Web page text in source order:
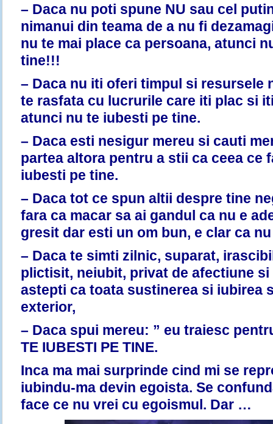
– Daca nu poti spune NU sau cel
nimanui din teama de a nu fi
nu te mai place ca persoana, atunci
tine!!!
– Daca nu iti oferi timpul si resursele
te rasfata cu lucrurile care iti plac si
atunci nu te iubesti pe tine.
– Daca esti nesigur mereu si cauti
partea altora pentru a stii ca ceea ce
iubesti pe tine.
– Daca tot ce spun altii despre tine
fara ca macar sa ai gandul ca nu e
gresit dar esti un om bun, e clar ca
– Daca te simti zilnic, suparat,
plictisit, neiubit, privat de afectiune si
astepti ca toata sustinerea si iubirea
exterior,
– Daca spui mereu: ” eu traiesc
TE IUBESTI PE TINE.
Inca ma mai surprinde cind mi se
iubindu-ma devin egoista. Se
face ce nu vrei cu egoismul. Dar …